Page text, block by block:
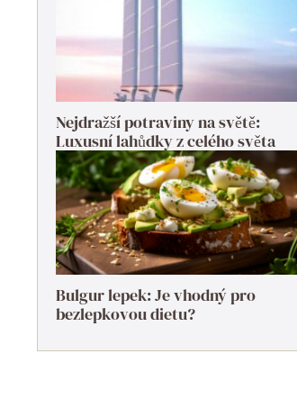
Nejdražší potraviny na světě:
Luxusní lahůdky z celého světa
Bulgur lepek: Je vhodný pro
bezlepkovou dietu?